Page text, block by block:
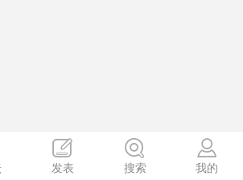
发表 搜索 我的